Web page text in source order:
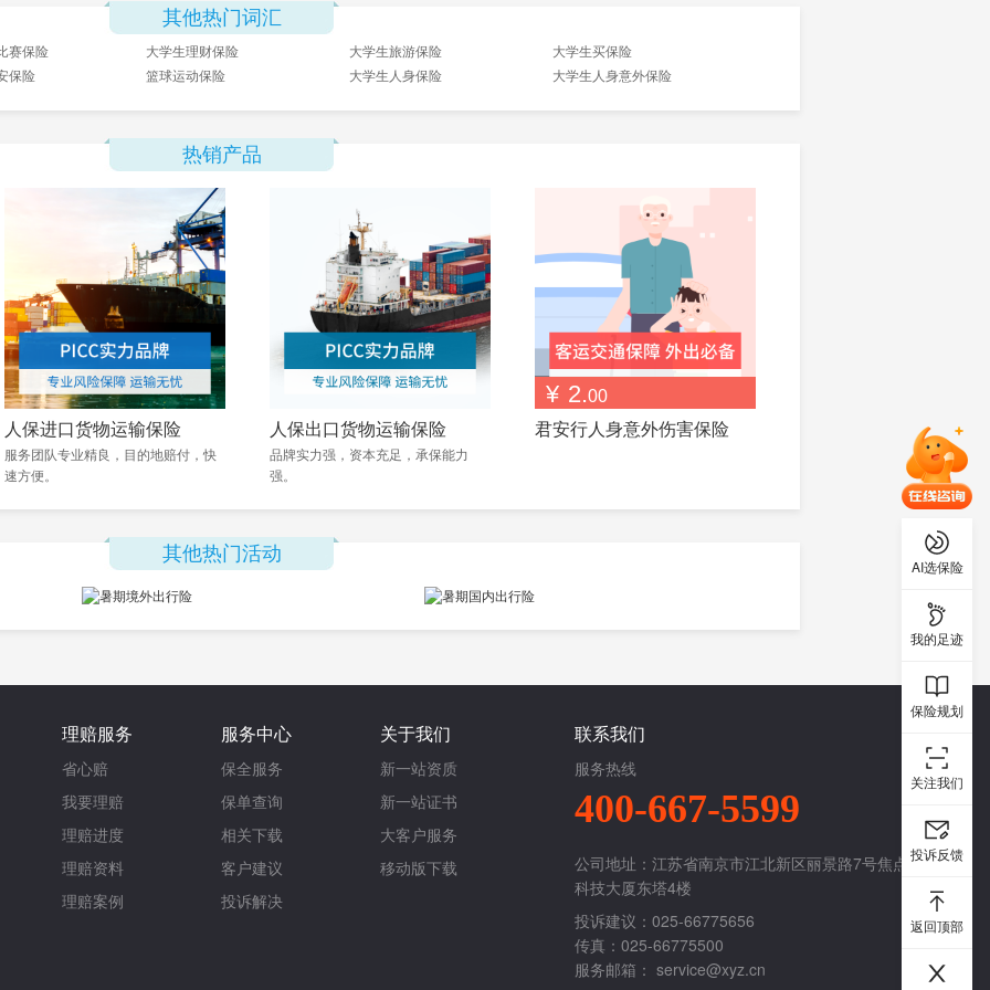
其他热门词汇
赛保险 大学生理财保险 大学生旅游保险
大学生买保险
保险
篮球运动保险 大学生人身保险 大学生人身意外保险
热销产品
人保进口货物运输保险
服务团队专业精良，目的地赔付，快
速方便。
人保出口货物运输保险
品牌实力强，资本充足，承保能力
强。
¥ 2.00
君安行人身意外伤害保险
其他热门活动
AI选保险
我的足迹
保险规划
关注我们
投诉反馈
返回顶部
理赔服务
省心赔
我要理赔
理赔进度
理赔资料
理赔案例
服务中心
保全服务
保单查询
相关下载
客户建议
投诉解决
关于我们
新一站资质
新一站证书
大客户服务
移动版下载
联系我们
服务热线
400-667-5599
公司地址：江苏省南京市江北新区丽景路7号焦点
科技大厦东塔4楼
投诉建议：025-66775656
传真：025-66775500
服务邮箱： service@xyz.cn